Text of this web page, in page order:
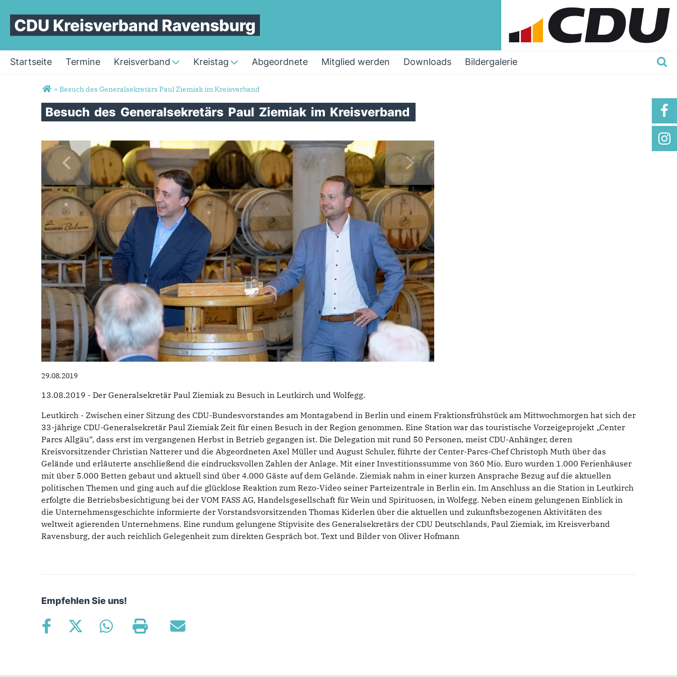
CDU Kreisverband Ravensburg
Startseite Termine Kreisverband Kreistag Abgeordnete Mitglied werden Downloads Bildergalerie
Sie sind hier
» Besuch des Generalsekretärs Paul Ziemiak im Kreisverband
Besuch des Generalsekretärs Paul Ziemiak im Kreisverband
29.08.2019
13.08.2019 - Der Generalsekretär Paul Ziemiak zu Besuch in Leutkirch und Wolfegg.
Leutkirch - Zwischen einer Sitzung des CDU-Bundesvorstandes am Montagabend in Berlin und einem Fraktionsfrühstück am Mittwochmorgen hat sich der
33-jährige CDU-Generalsekretär Paul Ziemiak Zeit für einen Besuch in der Region genommen. Eine Station war das touristische Vorzeigeprojekt „Center
Parcs Allgäu“, dass erst im vergangenen Herbst in Betrieb gegangen ist. Die Delegation mit rund 50 Personen, meist CDU-Anhänger, deren
Kreisvorsitzender Christian Natterer und die Abgeordneten Axel Müller und August Schuler, führte der Center-Parcs-Chef Christoph Muth über das
Gelände und erläuterte anschließend die eindrucksvollen Zahlen der Anlage. Mit einer Investitionssumme von 360 Mio. Euro wurden 1.000 Ferienhäuser
mit über 5.000 Betten gebaut und aktuell sind über 4.000 Gäste auf dem Gelände. Ziemiak nahm in einer kurzen Ansprache Bezug auf die aktuellen
politischen Themen und ging auch auf die glücklose Reaktion zum Rezo-Video seiner Parteizentrale in Berlin ein. Im Anschluss an die Station in Leutkirch
erfolgte die Betriebsbesichtigung bei der VOM FASS AG, Handelsgesellschaft für Wein und Spirituosen, in Wolfegg. Neben einem gelungenen Einblick in
die Unternehmensgeschichte informierte der Vorstandsvorsitzenden Thomas Kiderlen über die aktuellen und zukunftsbezogenen Aktivitäten des
weltweit agierenden Unternehmens. Eine rundum gelungene Stipvisite des Generalsekretärs der CDU Deutschlands, Paul Ziemiak, im Kreisverband
Ravensburg, der auch reichlich Gelegenheit zum direkten Gespräch bot. Text und Bilder von Oliver Hofmann
Empfehlen Sie uns!